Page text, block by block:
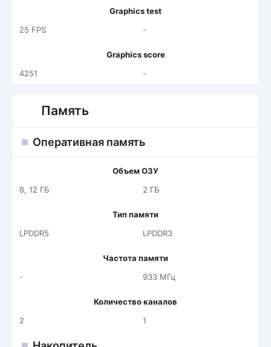
Graphics test
25 FPS
-
Graphics score
4251
-
Память
Оперативная память
Объем ОЗУ
8, 12 ГБ
2 ГБ
Тип памяти
LPDDR5
LPDDR3
Частота памяти
-
933 МГц
Количество каналов
2
1